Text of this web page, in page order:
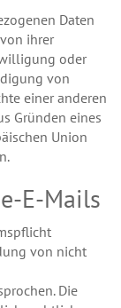
Daten
ihrer
oder
von
einer anderen
Gründen eines
Union
E-Mails
von nicht
Die